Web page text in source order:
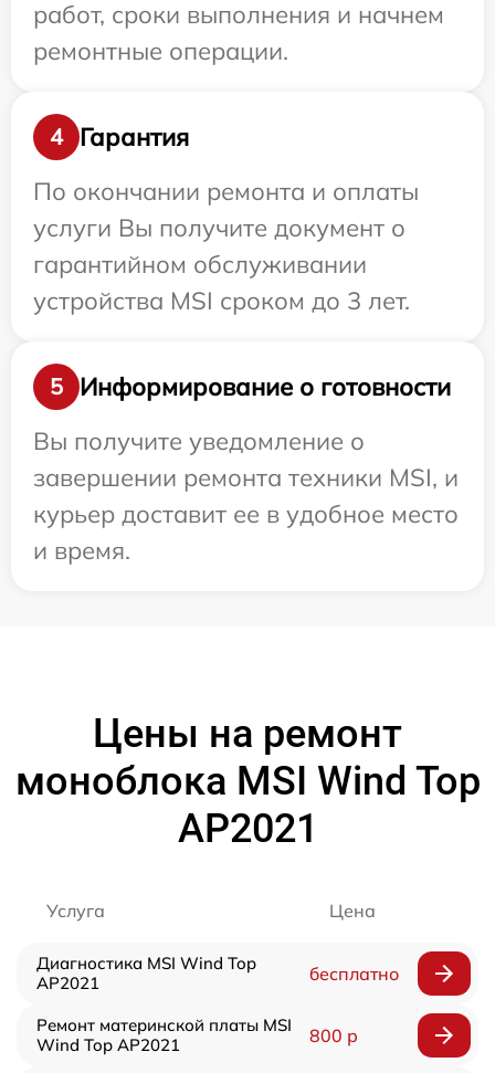
работ, сроки выполнения и начнем
ремонтные операции.
4
Гарантия
По окончании ремонта и оплаты
услуги Вы получите документ о
гарантийном обслуживании
устройства MSI сроком до 3 лет.
5
Информирование о готовности
Вы получите уведомление о
завершении ремонта техники MSI, и
курьер доставит ее в удобное место
и время.
Цены на ремонт
моноблока MSI Wind Top
AP2021
Услуга Цена
Диагностика MSI Wind Top
AP2021
бесплатно
Ремонт материнской платы MSI
Wind Top AP2021
800 р